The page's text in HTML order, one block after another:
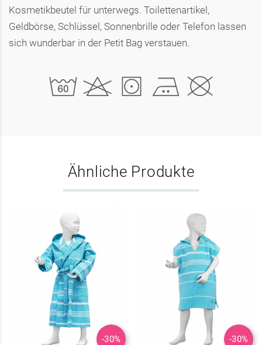
Kosmetikbeutel für unterwegs. Toilettenartikel,
Geldbörse, Schlüssel, Sonnenbrille oder Telefon lassen
sich wunderbar in der Petit Bag verstauen.
Ähnliche Produkte
-30% -30%